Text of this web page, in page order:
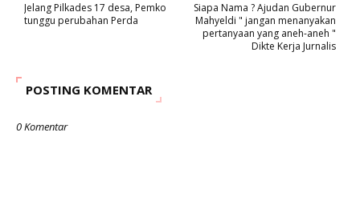
Siapa Nama ? Ajudan Gubernur
Mahyeldi " jangan menanyakan
pertanyaan yang aneh-aneh "
Dikte Kerja Jurnalis
Jelang Pilkades 17 desa, Pemko
tunggu perubahan Perda
POSTING KOMENTAR
0 Komentar